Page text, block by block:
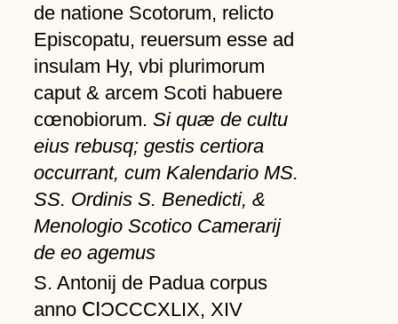
de natione Scotorum, relicto
Episcopatu, reuersum esse ad
insulam Hy, vbi plurimorum
caput & arcem Scoti habuere
cœnobiorum. Si quæ de cultu
eius rebusq; gestis certiora
occurrant, cum Kalendario MS.
SS. Ordinis S. Benedicti, &
Menologio Scotico Camerarij
de eo agemus
S. Antonij de Padua corpus
anno ⅭⅠƆCCCXLIX, XIV